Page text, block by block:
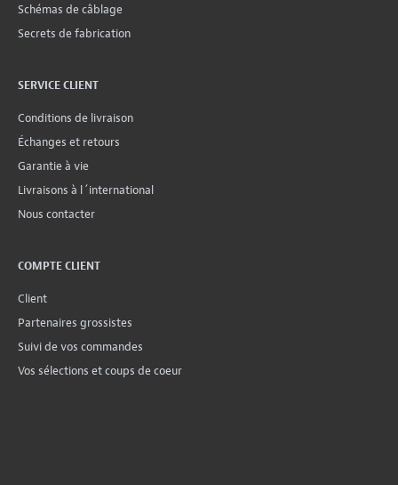
Schémas de câblage
Secrets de fabrication
SERVICE CLIENT
Conditions de livraison
Échanges et retours
Garantie à vie
Livraisons à l´international
Nous contacter
COMPTE CLIENT
Client
Partenaires grossistes
Suivi de vos commandes
Vos sélections et coups de coeur